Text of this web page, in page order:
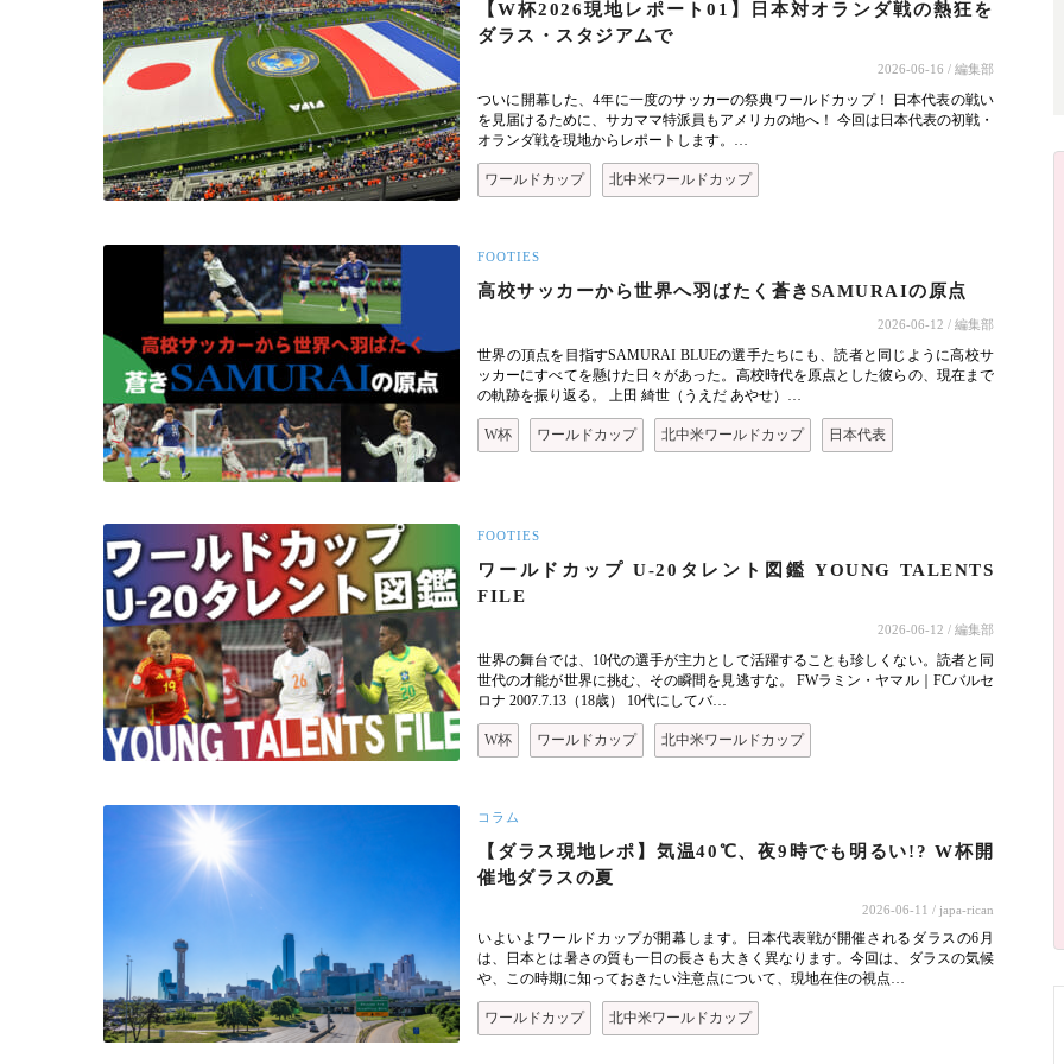
【W杯2026現地レポート01】日本対オランダ戦の熱狂を
ダラス・スタジアムで
2026-06-16 / 編集部
ついに開幕した、4年に一度のサッカーの祭典ワールドカップ！ 日本代表の戦い
を見届けるために、サカママ特派員もアメリカの地へ！ 今回は日本代表の初戦・
オランダ戦を現地からレポートします。…
ワールドカップ 北中米ワールドカップ
FOOTIES
高校サッカーから世界へ羽ばたく蒼きSAMURAIの原点
2026-06-12 / 編集部
世界の頂点を目指すSAMURAI BLUEの選手たちにも、読者と同じように高校サ
ッカーにすべてを懸けた日々があった。高校時代を原点とした彼らの、現在まで
の軌跡を振り返る。 上田 綺世（うえだ あやせ）…
W杯 ワールドカップ 北中米ワールドカップ 日本代表
FOOTIES
ワールドカップ U-20タレント図鑑 YOUNG TALENTS
FILE
2026-06-12 / 編集部
世界の舞台では、10代の選手が主力として活躍することも珍しくない。読者と同
世代の才能が世界に挑む、その瞬間を見逃すな。 FWラミン・ヤマル｜FCバルセ
ロナ 2007.7.13（18歳） 10代にしてバ…
W杯 ワールドカップ 北中米ワールドカップ
コラム
【ダラス現地レポ】気温40℃、夜9時でも明るい!? W杯開
催地ダラスの夏
2026-06-11 / japa-rican
いよいよワールドカップが開幕します。日本代表戦が開催されるダラスの6月
は、日本とは暑さの質も一日の長さも大きく異なります。今回は、ダラスの気候
や、この時期に知っておきたい注意点について、現地在住の視点…
ワールドカップ 北中米ワールドカップ